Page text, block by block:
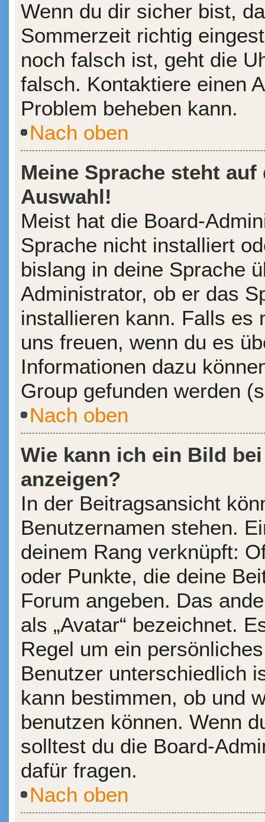
Wenn du dir sicher bist,
Sommerzeit richtig
noch falsch ist, geht die
falsch. Kontaktiere einen
Problem beheben kann.
Nach oben
Meine Sprache steht
Auswahl!
Meist hat die Board-
Sprache nicht installiert
bislang in deine Sprache
Administrator, ob er das
installieren kann. Falls es
uns freuen, wenn du es
Informationen dazu
Group gefunden werden
Nach oben
Wie kann ich ein Bild
anzeigen?
In der Beitragsansicht
Benutzernamen stehen.
deinem Rang verknüpft:
oder Punkte, die deine
Forum angeben. Das
als „Avatar“ bezeichnet.
Regel um ein
Benutzer unterschiedlich
kann bestimmen, ob und
benutzen können. Wenn
solltest du die Board-
dafür fragen.
Nach oben